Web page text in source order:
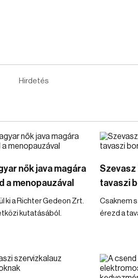
Hirdetés
nők java magára
a menopauzával
ki a Richter Gedeon Zrt.
kutatásából.
Szevasz
tavaszi
Csaknem
érezd a